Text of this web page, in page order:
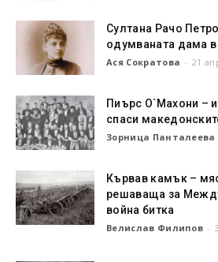
Султана Рачо
одумваната дама
Ася Сократова - 21
Пиърс О`Махони –
спаси
Зорница Панталеева
Кървав камък –
решаваща за
война битка
Велислав Филипов -